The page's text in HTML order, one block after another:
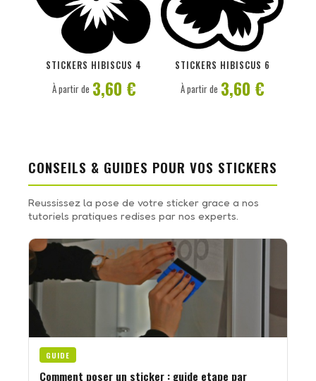
STICKERS HIBISCUS 4
PERSONNALISER
À partir de 3,60 €
STICKERS HIBISCUS 6
PERSONNALISER
À partir de 3,60 €
CONSEILS & GUIDES POUR VOS STICKERS
Reussissez la pose de votre sticker grace a nos
tutoriels pratiques redises par nos experts.
GUIDE
Comment poser un sticker : guide etape par